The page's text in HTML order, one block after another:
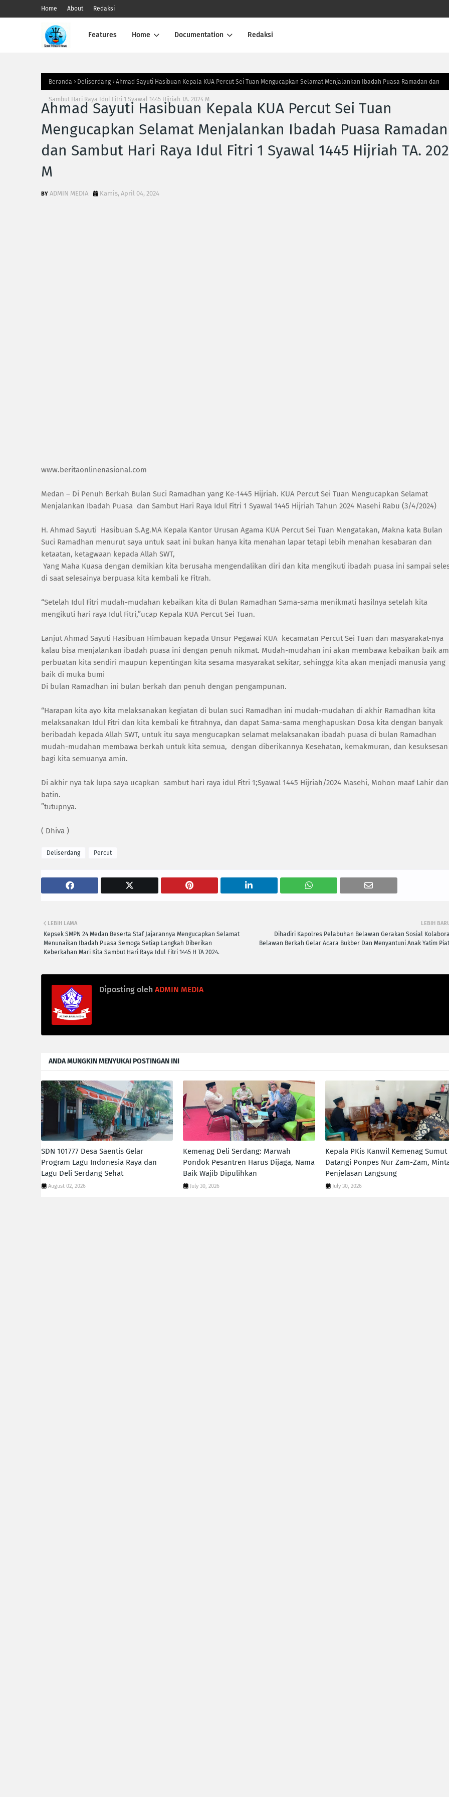
Home About Redaksi
Features Home Documentation Redaksi
Beranda Deliserdang Ahmad Sayuti Hasibuan Kepala KUA Percut Sei Tuan Mengucapkan Selamat Menjalankan Ibadah Puasa Ramadan dan
Sambut Hari Raya Idul Fitri 1 Syawal 1445 Hijriah TA. 2024 M
Ahmad Sayuti Hasibuan Kepala KUA Percut Sei Tuan
Mengucapkan Selamat Menjalankan Ibadah Puasa Ramadan
dan Sambut Hari Raya Idul Fitri 1 Syawal 1445 Hijriah TA.
M
ADMIN MEDIA Kamis, April 04, 2024
www.beritaonlinenasional.com
Medan – Di Penuh Berkah Bulan Suci Ramadhan yang Ke-1445 Hijriah. KUA Percut Sei Tuan Mengucapkan Selamat
Menjalankan Ibadah Puasa dan Sambut Hari Raya Idul Fitri 1 Syawal 1445 Hijriah Tahun 2024 Masehi Rabu (3/4/2024)
H. Ahmad Sayuti Hasibuan S.Ag.MA Kepala Kantor Urusan Agama KUA Percut Sei Tuan Mengatakan, Makna kata Bulan
Suci Ramadhan menurut saya untuk saat ini bukan hanya kita menahan lapar tetapi lebih menahan kesabaran dan
ketaatan, ketagwaan kepada Allah SWT,
Yang Maha Kuasa dengan demikian kita berusaha mengendalikan diri dan kita mengikuti ibadah puasa ini sampai
di saat selesainya berpuasa kita kembali ke Fitrah.
“Setelah Idul Fitri mudah-mudahan kebaikan kita di Bulan Ramadhan Sama-sama menikmati hasilnya setelah kita
mengikuti hari raya Idul Fitri,”ucap Kepala KUA Percut Sei Tuan.
Lanjut Ahmad Sayuti Hasibuan Himbauan kepada Unsur Pegawai KUA kecamatan Percut Sei Tuan dan masyarakat-nya
kalau bisa menjalankan ibadah puasa ini dengan penuh nikmat. Mudah-mudahan ini akan membawa kebaikan baik
perbuatan kita sendiri maupun kepentingan kita sesama masyarakat sekitar, sehingga kita akan menjadi manusia yang
baik di muka bumi
Di bulan Ramadhan ini bulan berkah dan penuh dengan pengampunan.
“Harapan kita ayo kita melaksanakan kegiatan di bulan suci Ramadhan ini mudah-mudahan di akhir Ramadhan kita
melaksanakan Idul Fitri dan kita kembali ke fitrahnya, dan dapat Sama-sama menghapuskan Dosa kita dengan banyak
beribadah kepada Allah SWT, untuk itu saya mengucapkan selamat melaksanakan ibadah puasa di bulan Ramadhan
mudah-mudahan membawa berkah untuk kita semua, dengan diberikannya Kesehatan, kemakmuran, dan kesuksesan
bagi kita semuanya amin.
Di akhir nya tak lupa saya ucapkan sambut hari raya idul Fitri 1;Syawal 1445 Hijriah/2024 Masehi, Mohon maaf Lahir dan
batin.
”tutupnya.
( Dhiva )
Deliserdang Percut
LEBIH
Dihadiri Kapolres Pelabuhan Belawan Gerakan Sosial
Belawan Berkah Gelar Acara Bukber Dan Menyantuni Anak Yatim
LEBIH LAMA
Kepsek SMPN 24 Medan Beserta Staf Jajarannya Mengucapkan Selamat
Menunaikan Ibadah Puasa Semoga Setiap Langkah Diberikan
Keberkahan Mari Kita Sambut Hari Raya Idul Fitri 1445 H TA 2024.
Diposting oleh ADMIN MEDIA
ANDA MUNGKIN MENYUKAI POSTINGAN INI
SDN 101777 Desa Saentis Gelar
Program Lagu Indonesia Raya dan
Lagu Deli Serdang Sehat
August 02, 2026
Kemenag Deli Serdang: Marwah
Pondok Pesantren Harus Dijaga, Nama
Baik Wajib Dipulihkan
July 30, 2026
Kepala PKis Kanwil Kemenag Sumut
Datangi Ponpes Nur Zam-Zam,
Penjelasan Langsung
July 30, 2026